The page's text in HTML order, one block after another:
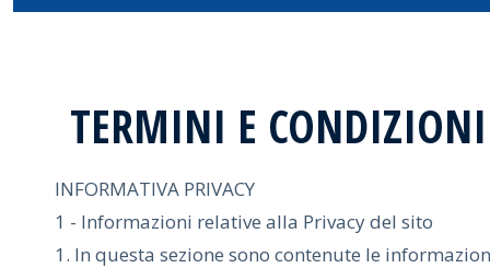
TERMINI E CONDIZIONI
INFORMATIVA PRIVACY
1 - Informazioni relative alla Privacy del sito
1. In questa sezione sono contenute le